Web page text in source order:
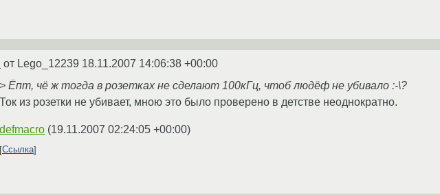
от Lego_12239 18.11.2007 14:06:38 +00:00
> Ёпт, чё ж тогда в розетках не сделают 100кГц, чтоб людёф не убивало :-\?
Ток из розетки не убивает, мною это было проверено в детстве неоднократно.
defmacro (19.11.2007 02:24:05 +00:00)
Ссылка